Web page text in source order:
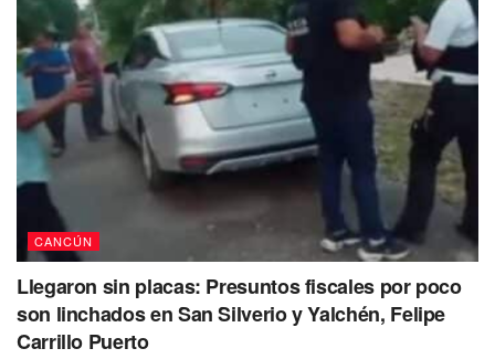
Naucalpan, Ecatepec y Toluca.
En contraste, “las ciudades con menor percepción de
inseguridad fueron: San Pedro Garza García, Tampico,
Piedras Negras,
Mériday Saltillo con 11.7, 20.4, 22.2, 22.4
y 24.1%.
CANCÚN
Llegaron sin placas: Presuntos fiscales por poco
son linchados en San Silverio y Yalchén, Felipe
Carrillo Puerto